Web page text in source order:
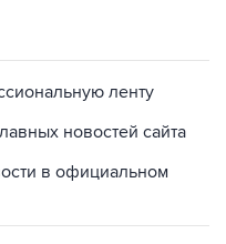
новостей сайта
в официальном